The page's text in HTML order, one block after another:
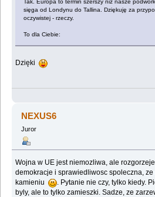
Tak. Europa to termin szerszy niż nasze
sięga od Londynu do Tallina. Dziękuję za
oczywistej - rzeczy.
To dla Ciebie:
Dzięki
NEXUS6
Juror
Wojna w UE jest niemozliwa, ale
demokracje i sprawiedliwosc spoleczna,
kamieniu
. Pytanie nie czy, tylko kiedy.
byly, ale to tylko zamieszki. Sadze, ze